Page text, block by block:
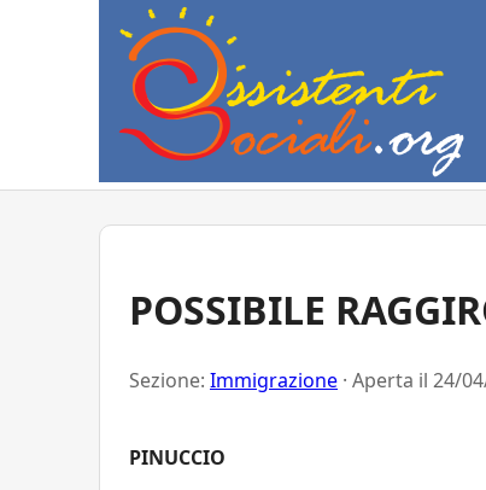
POSSIBILE
Sezione: Immigrazione · Aperta il 24/
PINUCCIO